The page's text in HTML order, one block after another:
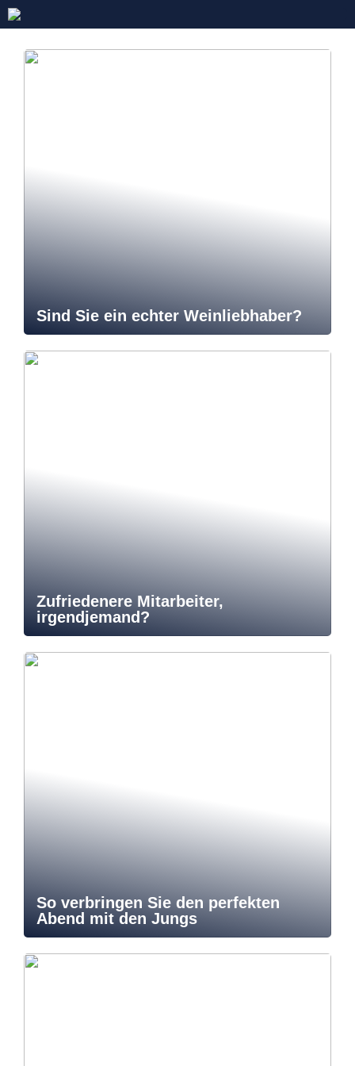
Sind Sie ein echter Weinliebhaber?
Zufriedenere Mitarbeiter,
irgendjemand?
So verbringen Sie den perfekten
Abend mit den Jungs